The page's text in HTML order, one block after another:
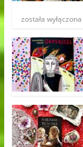
została wyłączona